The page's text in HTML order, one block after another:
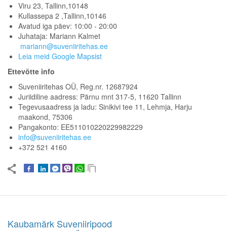
Viru 23, Tallinn,10148
Kullassepa 2 ,Tallinn,10146
Avatud iga päev: 10:00 - 20:00
Juhataja: Mariann Kalmet
mariann@suveniiritehas.ee
Leia meid Google Mapsist
Ettevõtte info
Suveniiritehas OÜ, Reg.nr. 12687924
Juriidiline aadress: Pärnu mnt 317-5, 11620 Tallinn
Tegevusaadress ja ladu: Sinikivi tee 11, Lehmja, Harju
maakond, 75306
Pangakonto: EE511010220229982229
info@suveniiritehas.ee
+372 521 4160
Kaubamärk Suveniiripood